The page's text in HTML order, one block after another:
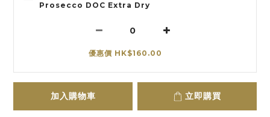
Prosecco DOC Extra Dry
優惠價 HK$160.00
加入購物車 立即購買